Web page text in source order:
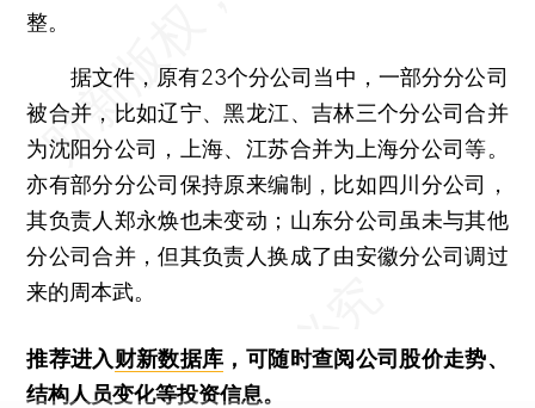
整。
据文件，原有23个分公司当中，一部分分公司
被合并，比如辽宁、黑龙江、吉林三个分公司合并
为沈阳分公司，上海、江苏合并为上海分公司等。
亦有部分分公司保持原来编制，比如四川分公司，
其负责人郑永焕也未变动；山东分公司虽未与其他
分公司合并，但其负责人换成了由安徽分公司调过
来的周本武。
推荐进入财新数据库 ，可随时查阅公司股价走势、
结构人员变化等投资信息。